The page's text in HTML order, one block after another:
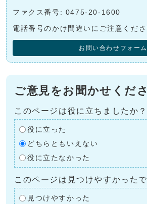
ファクス番号: 0475-20-1600
電話番号のかけ間違いにご注意くださ
お問い合わせフォーム
ご意見をお聞かせくだ
このページは役に立ちましたか？
役に立った
どちらともいえない
役に立たなかった
このページは見つけやすかった
見つけやすかった